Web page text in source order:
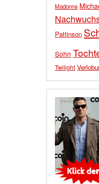
Madonna
Pattinson
Sohn
Twilight